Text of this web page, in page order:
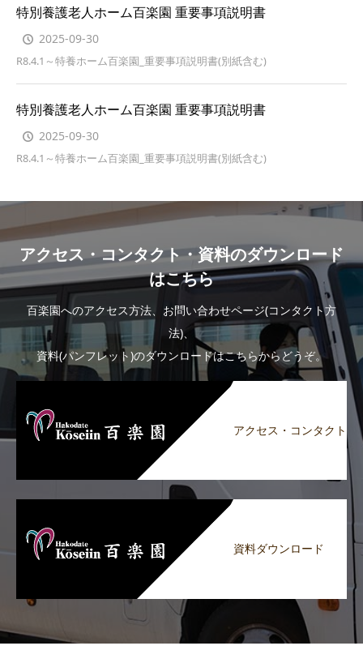
特別養護老人ホーム百楽園 重要事項説明書
2025-09-30
R8.4.1～特養ホーム百楽園_重要事項説明書(別紙含む)
特別養護老人ホーム百楽園 重要事項説明書
2025-09-30
R8.4.1～特養ホーム百楽園_重要事項説明書(別紙含む)
アクセス・コンタクト・資料のダウンロード
はこちら
百楽園へのアクセス方法、お問い合わせページ(コンタクト方
法)、
資料(パンフレット)のダウンロードはこちらからどうぞ。
アクセス・コンタクト
資料ダウンロード